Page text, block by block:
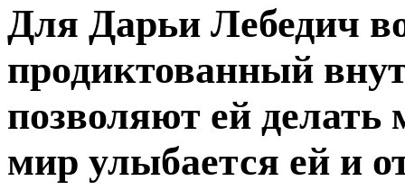
Для Дарьи Лебедич
продиктованный
позволяют ей делать
мир улыбается ей и